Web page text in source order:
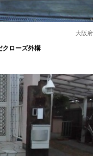
大阪府
ローズ外構